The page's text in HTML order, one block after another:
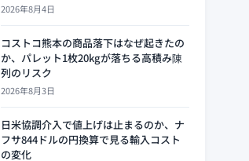
2026年8月4日
コストコ熊本の商品落下はなぜ起きたの
か、パレット1枚20kgが落ちる高積み陳
列のリスク
2026年8月3日
日米協調介入で値上げは止まるのか、ナ
フサ844ドルの円換算で見る輸入コスト
の変化